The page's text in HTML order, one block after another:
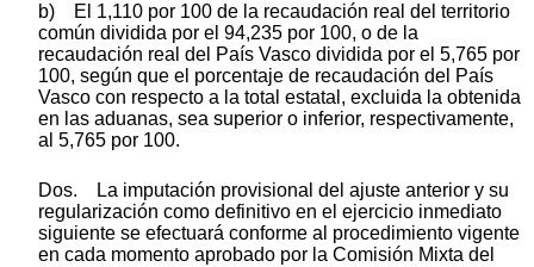
b) El 1,110 por 100 de la recaudación real del territorio
común dividida por el 94,235 por 100, o de la
recaudación real del País Vasco dividida por el 5,765 por
100, según que el porcentaje de recaudación del País
Vasco con respecto a la total estatal, excluida la obtenida
en las aduanas, sea superior o inferior, respectivamente,
al 5,765 por 100.
Dos. La imputación provisional del ajuste anterior y su
regularización como definitivo en el ejercicio inmediato
siguiente se efectuará conforme al procedimiento vigente
en cada momento aprobado por la Comisión Mixta del